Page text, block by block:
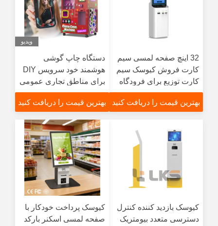
32 اینچ صفحه لمسی سیم
کارت فروش کیوسک سیم
کارت توزیع برای فرودگاه
بهترین قیمت را دریافت کنید
ویدیو
دستگاه چاپ گوشی
هوشمند خود سرویس DIY
برای مناطق تجاری عمومی
سوپرمارکت ها
بهترین قیمت را دریافت کنید
کیوسک بازدید کننده کنترل
دسترسی متعدد بیومتریک
کیوسک پرداخت خودکار با
صفحه لمسی اسکنر بارکد